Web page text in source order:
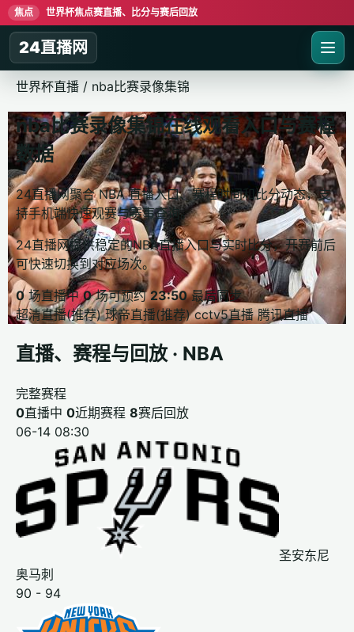
焦点 世界杯焦点赛直播、比分与赛后回放
24直播网
世界杯直播 / nba比赛录像集锦
nba比赛录像集锦在线观看入口与赛程
数据
24直播网聚合 NBA 直播入口、赛程时间和比分动态，支
持手机端快速观赛与赛事查询。
24直播网提供稳定的NBA直播入口与实时比分，开赛前后
可快速切换到对应场次。
0场直播中 0场可预约 23:50最后同步
超清直播(推荐) 球帝直播(推荐) cctv5直播 腾讯直播
直播、赛程与回放 · NBA
完整赛程
0直播中 0近期赛程 8赛后回放
06-14 08:30
圣安东尼
奥马刺
90 - 94